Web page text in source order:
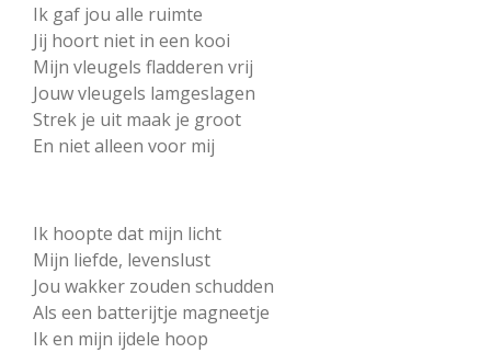
Ik gaf jou alle ruimte
Jij hoort niet in een kooi
Mijn vleugels fladderen vrij
Jouw vleugels lamgeslagen
Strek je uit maak je groot
En niet alleen voor mij
Ik hoopte dat mijn licht
Mijn liefde, levenslust
Jou wakker zouden schudden
Als een batterijtje magneetje
Ik en mijn ijdele hoop